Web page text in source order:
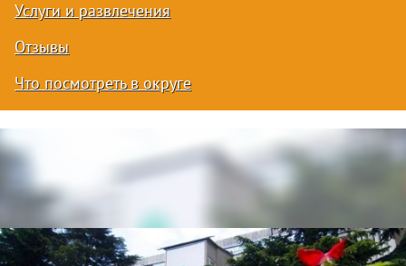
Услуги и развлечения
Отзывы
Что посмотреть в округе